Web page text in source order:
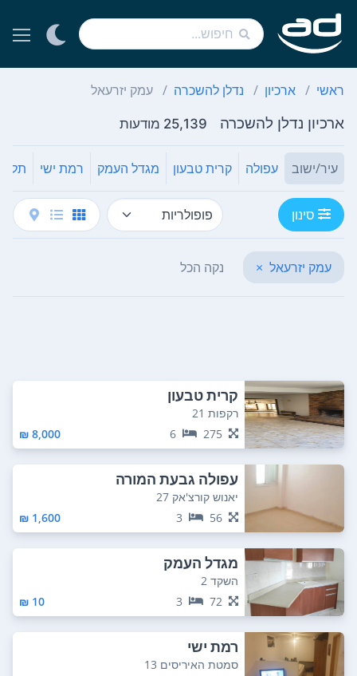
ראשי ארכיון נדלן להשכרה עמק יזרעאל
ארכיון נדלן להשכרה 25,139 מודעות
עיר/ישוב עפולה קרית טבעון מגדל העמק רמת ישי תל
סינון
עמק יזרעאל × נקה הכל
קרית טבעון
רקפות 21
275
6
8,000 ₪
עפולה גבעת המורה
יאנוש קורצ'אק 27
56
3
1,600 ₪
מגדל העמק
השקד 2
72
3
10 ₪
רמת ישי
סמטת האיריסים 13